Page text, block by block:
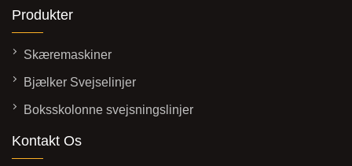
Produkter
Skæremaskiner
Bjælker Svejselinjer
Boksskolonne svejsningslinjer
Kontakt Os